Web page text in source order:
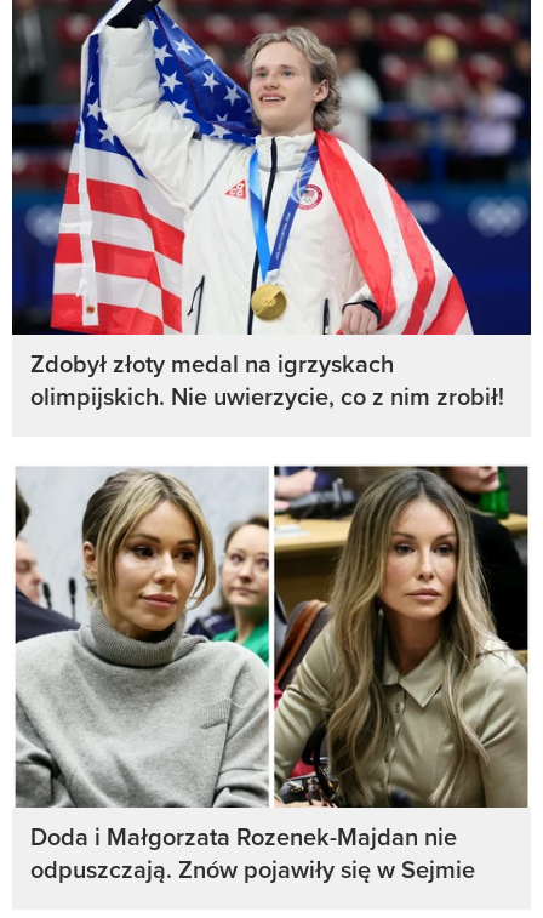
Zdobył złoty medal na igrzyskach
olimpijskich. Nie uwierzycie, co z nim zrobił!
Doda i Małgorzata Rozenek-Majdan nie
odpuszczają. Znów pojawiły się w Sejmie